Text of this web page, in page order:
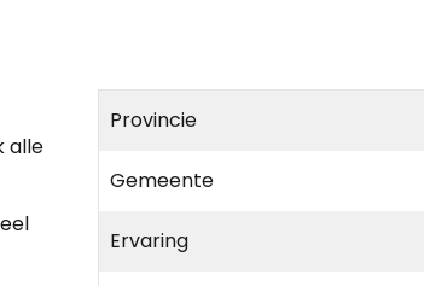
alle
Provincie
Gemeente
Ervaring